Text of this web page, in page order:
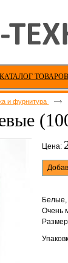
КАТАЛОГ ТОВАРОВ
и фурнитура
Цена:
Белые,
Очень